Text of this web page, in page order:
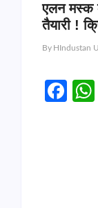
एलन मस्क
तैयारी !
By HIndustan